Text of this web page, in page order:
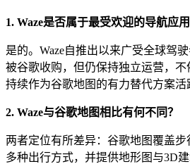
1. Waze是否属于最受欢迎的导航应用
是的。Waze自推出以来广受全球驾
被谷歌收购，但仍保持独立运营，不
持续作为谷歌地图的有力替代方案活
2. Waze与谷歌地图相比有何不同？
两者定位有所差异：谷歌地图覆盖
多种出行方式，并提供地形图与3D